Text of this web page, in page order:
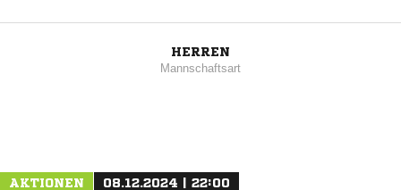
HERREN
Mannschaftsart
AKTIONEN 08.12.2024 | 22:00